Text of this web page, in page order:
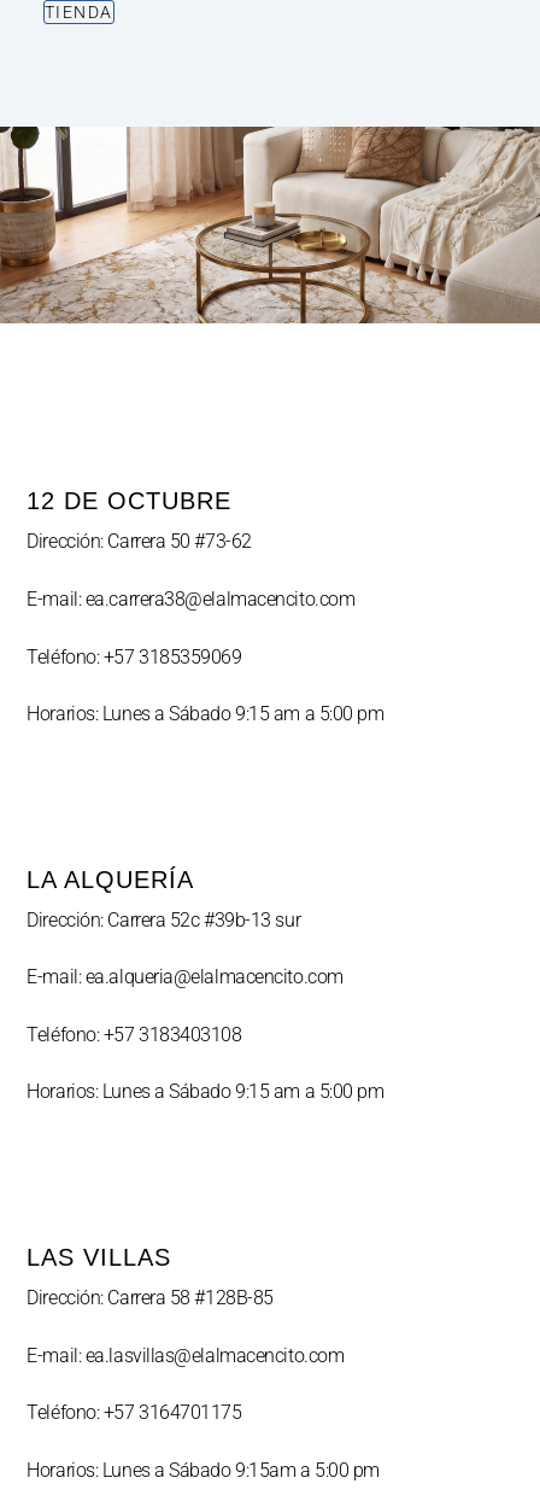
TIENDA
12 DE OCTUBRE
Dirección: Carrera 50 #73-62
E-mail: ea.carrera38@elalmacencito.com
Teléfono: +57 3185359069
Horarios: Lunes a Sábado 9:15 am a 5:00 pm
LA ALQUERÍA
Dirección: Carrera 52c #39b-13 sur
E-mail: ea.alqueria@elalmacencito.com
Teléfono: +57 3183403108
Horarios: Lunes a Sábado 9:15 am a 5:00 pm
LAS VILLAS
Dirección: Carrera 58 #128B-85
E-mail: ea.lasvillas@elalmacencito.com
Teléfono: +57 3164701175
Horarios: Lunes a Sábado 9:15am a 5:00 pm